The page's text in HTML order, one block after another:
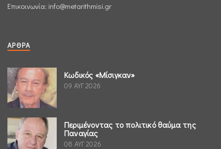
Επικοινωνία: info@metarithmisi.gr
ΆΡΘΡΑ
Κωδικός «Μίσιγκαν»
09 ΑΥΓ 2026
Περιμένοντας το πολιτικό θαύμα της
Παναγίας
08 ΑΥΓ 2026